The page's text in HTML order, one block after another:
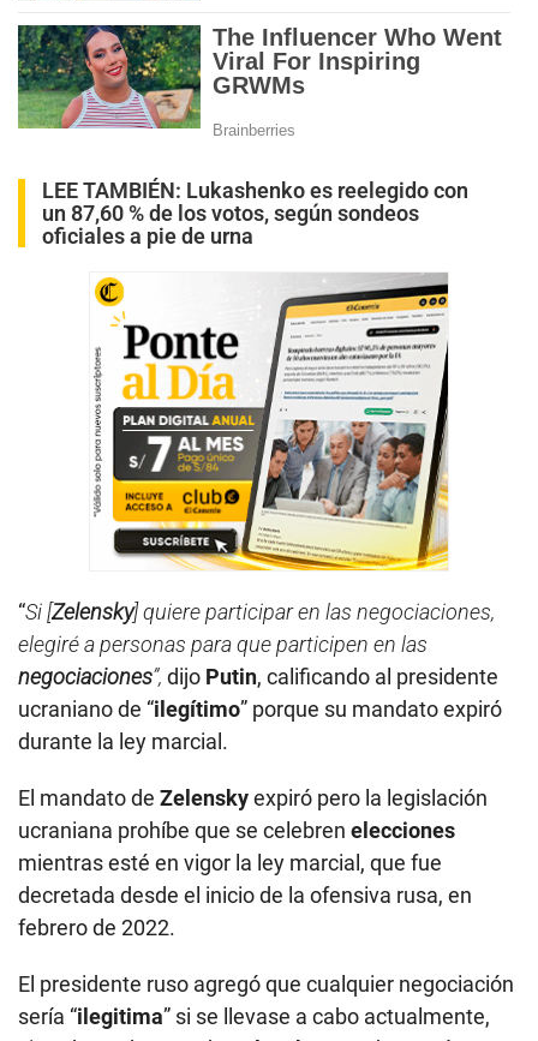
LEE TAMBIÉN: Lukashenko es reelegido con
un 87,60 % de los votos, según sondeos
oficiales a pie de urna
“Si [Zelensky] quiere participar en las negociaciones,
elegiré a personas para que participen en las
negociaciones”, dijo Putin, calificando al presidente
ucraniano de “ilegítimo” porque su mandato expiró
durante la ley marcial.
El mandato de Zelenskyexpiró pero la legislación
ucraniana prohíbe que se celebren elecciones
mientras esté en vigor la ley marcial, que fue
decretada desde el inicio de la ofensiva rusa, en
febrero de 2022.
El presidente ruso agregó que cualquier negociación
sería “ilegitima” si se llevase a cabo actualmente,